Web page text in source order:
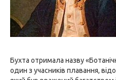
Бухта отримала назву
один з учасників плавання,